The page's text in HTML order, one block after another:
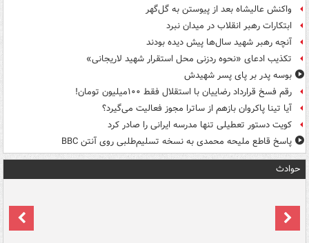
واکنش عالیشاه بعد از پیوستن به گل‌گهر
ابتکارات رهبر انقلاب در میدان نبرد
آنچه رهبر شهید سال‌ها پیش دیده بودند
تکذیب ادعای «نحوه ردزنی محل استقرار شهید لاریجانی»
بوسه‌ پدر بر پای پسر شهیدش
رقم فسخ قرارداد رضاییان با استقلال فقط ۱۰۰میلیون تومان!
آیا تینا پاکروان بازهم از ساترا مجوز فعالیت می‌گیرد؟
کویت دستور تعطیلی تنها مدرسه ایرانی را صادر کرد
پاسخ قاطع ملیحه محمدی به نسخه تسلیم‌طلبی روی آنتن BBC
حوادث